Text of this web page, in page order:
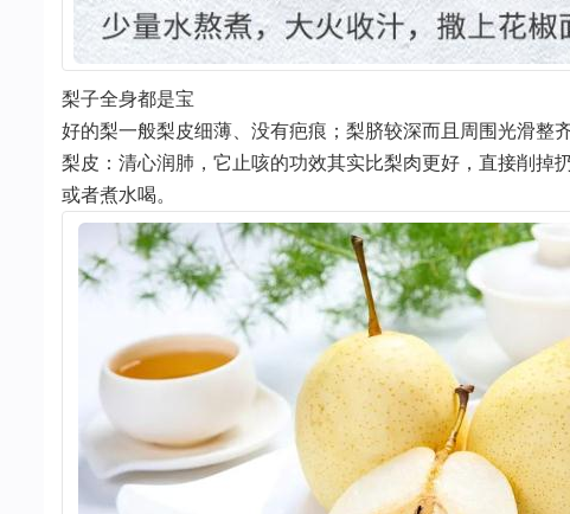
梨子全身都是宝
好的梨一般梨皮细薄、没有疤痕；梨脐较深而且周围光滑整
梨皮：清心润肺，它止咳的功效其实比梨肉更好，直接削掉
或者煮水喝。